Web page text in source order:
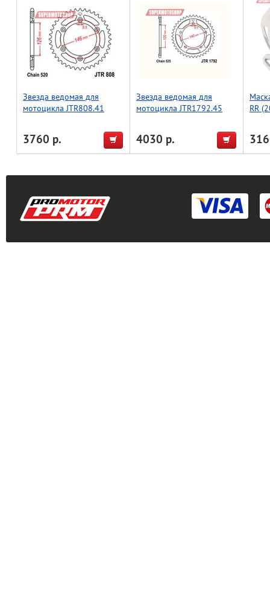
Звезда ведомая для
мотоцикла JTR808.41
3760 р.
Звезда ведомая для
мотоцикла JTR1792.45
4030 р.
RR